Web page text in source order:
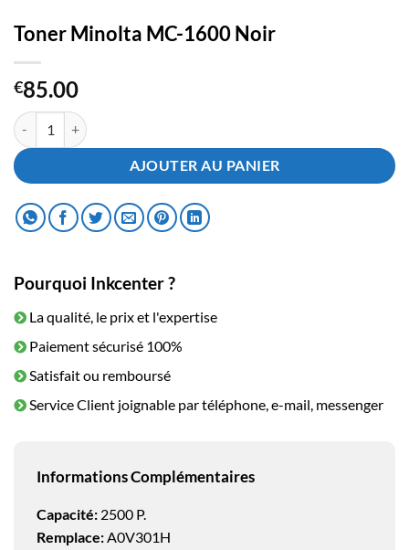
Toner Minolta MC-1600 Noir
€85.00
quantité de Toner Minolta MC-1600 Noir
AJOUTER AU PANIER
Pourquoi Inkcenter ?
La qualité, le prix et l'expertise
Paiement sécurisé 100%
Satisfait ou remboursé
Service Client joignable par téléphone, e-mail, messenger
Informations Complémentaires
Capacité: 2500 P.
Remplace:A0V301H